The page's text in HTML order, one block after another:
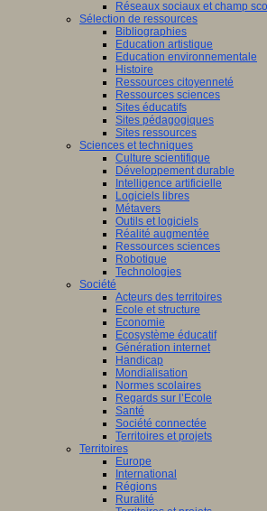
Réseaux sociaux et champ
Sélection de ressources
Bibliographies
Education artistique
Education environnementale
Histoire
Ressources citoyenneté
Ressources sciences
Sites éducatifs
Sites pédagogiques
Sites ressources
Sciences et techniques
Culture scientifique
Développement durable
Intelligence artificielle
Logiciels libres
Métavers
Outils et logiciels
Réalité augmentée
Ressources sciences
Robotique
Technologies
Société
Acteurs des territoires
Ecole et structure
Economie
Ecosystème éducatif
Génération internet
Handicap
Mondialisation
Normes scolaires
Regards sur l’Ecole
Santé
Société connectée
Territoires et projets
Territoires
Europe
International
Régions
Ruralité